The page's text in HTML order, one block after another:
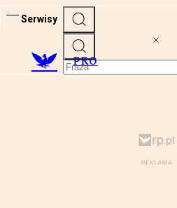
Serwisy
PRO